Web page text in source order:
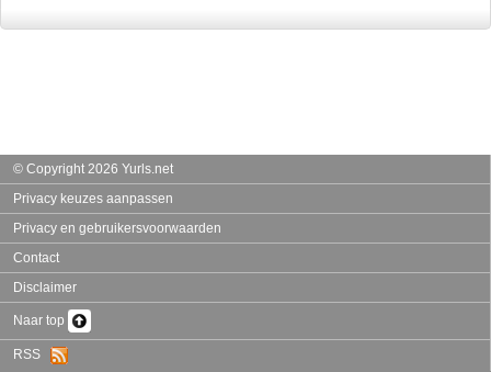
© Copyright 2026 Yurls.net
Privacy keuzes aanpassen
Privacy en gebruikersvoorwaarden
Contact
Disclaimer
Naar top
RSS